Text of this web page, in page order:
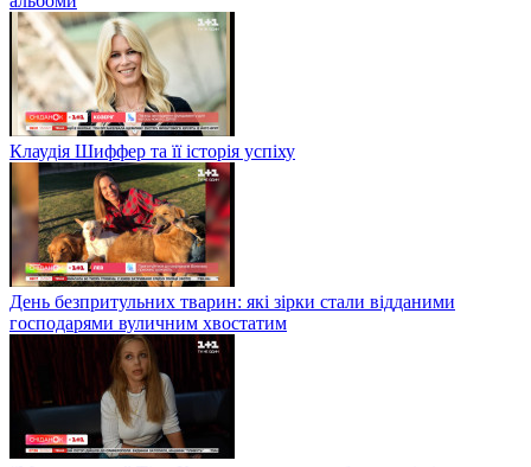
Земфірі — 45: у чому феномен співачки та про що її останні
альбоми
Клаудія Шиффер та її історія успіху
День безпритульних тварин: які зірки стали відданими
господарями вуличним хвостатим